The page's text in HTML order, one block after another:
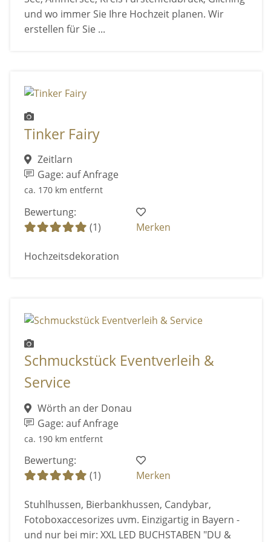
und wo immer Sie Ihre Hochzeit planen. Wir
erstellen für Sie ...
Tinker Fairy
Zeitlarn
Gage: auf Anfrage
ca. 170 km entfernt
Bewertung:
(1)
Merken
Hochzeitsdekoration
Schmuckstück Eventverleih &
Service
Wörth an der Donau
Gage: auf Anfrage
ca. 190 km entfernt
Bewertung:
(1)
Merken
Stuhlhussen, Bierbankhussen, Candybar,
Fotoboxaccesorizes uvm. Einzigartig in Bayern -
und nur bei mir: XXL LED BUCHSTABEN "DU &